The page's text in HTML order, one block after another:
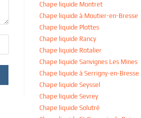
Chape liquide Montret
Chape liquide à Moutier-en-Bresse
Chape liquide Plottes
Chape liquide Rancy
Chape liquide Rotalier
Chape liquide Sanvignes Les Mines
Chape liquide à Serrigny-en-Bresse
Chape liquide Seyssel
Chape liquide Sevrey
Chape liquide Solutré